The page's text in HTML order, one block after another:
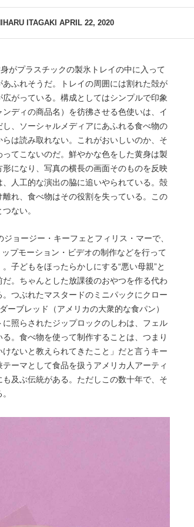
ITAGAKI APRIL 22, 2020
がプラスチックの製氷トレイの中に入って
ふれそうだ。トレイの周囲には割れた殻が
がっている。構成としてはシンプルで印象
ディの商品名）を彷彿させる色使いは、イ
、ソーシャルメディアにあふれる食べ物の
は読み取れない。これがおいしいのか、そ
てこないのだ。鮮やかな色をした黄身は製
になり、写真の横長の画面そのものを反映
人工的な演出の脇に追いやられている。殻
れ、食べ物はその役割を失っている。この
ない。
ョージー・キーフェとフィリス・マーで、
プモーション・ビデオの制作などを行って
子どもをほったらかしにする“悪い母親”と
。ちゃんとした放課後のおやつを作る代わ
つぶれたマスタードのミニパックにクロー
ーブレッド（アメリカの大衆的な食パン）
照らされたジップロックのしわは、フェル
。食べ物を使って制作することは、つまり
ないと教えられてきたこと」だと言うキー
ーマとして食品を扱うアメリカ人アーティ
及ぶ伝統がある。ただしこの数十年で、そ